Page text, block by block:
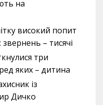
на
високий попит
– тисячі
три
яких – дитина
із
Дичко